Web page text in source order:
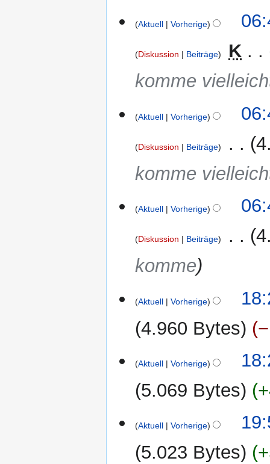
Aktuell Vorherige
Diskussion Beiträge
K
komme
Aktuell Vorherige
Diskussion Beiträge
komme
Aktuell Vorherige
Diskussion Beiträge
komme
Juli Aktuell Vorherige
4.960 Bytes
Aktuell Vorherige
5.069 Bytes
Juli
2010
Aktuell Vorherige
5.023 Bytes